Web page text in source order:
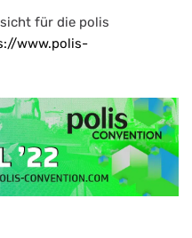
für die polis
www.polis-